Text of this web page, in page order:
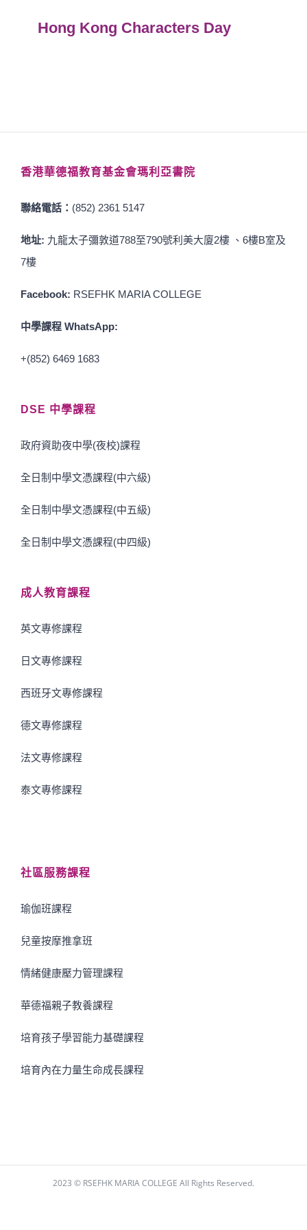
Hong Kong Characters Day
香港華德福教育基金會瑪利亞書院
聯絡電話： (852) 2361 5147
地址: 九龍太子彌敦道788至790號利美大廈2樓 、6樓B室及
7樓
Facebook: RSEFHK MARIA COLLEGE
中學課程 WhatsApp:
+(852) 6469 1683
DSE 中學課程
政府資助夜中學(夜校)課程
全日制中學文憑課程(中六級)
全日制中學文憑課程(中五級)
全日制中學文憑課程(中四級)
成人教育課程
英文專修課程
日文專修課程
西班牙文專修課程
德文專修課程
法文專修課程
泰文專修課程
社區服務課程
瑜伽班課程
兒童按摩推拿班
情緒健康壓力管理課程
華德福親子教養課程
培育孩子學習能力基礎課程
培育內在力量生命成長課程
2023 © RSEFHK MARIA COLLEGE All Rights Reserved.